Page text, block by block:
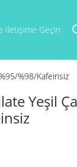
Iletişime Geçin
%98/Kafeinsiz
Yeşil